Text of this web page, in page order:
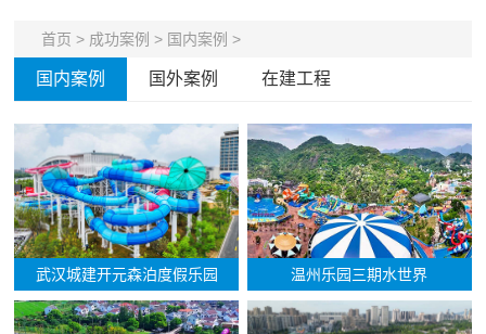
首页 > 成功案例 > 国内案例 >
国内案例 国外案例 在建工程
武汉城建开元森泊度假乐园 温州乐园三期水世界